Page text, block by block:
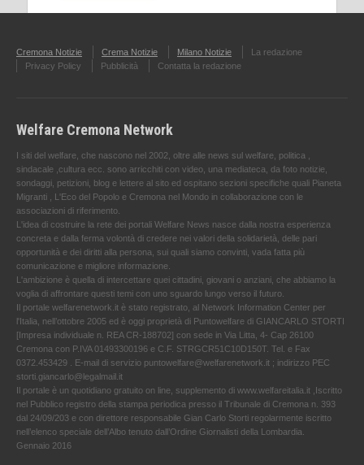
Cremona Notizie Crema Notizie Milano Notizie
La redazione
Privacy Policy
Pubblicità Contatta la redazione
Welfare Cremona Network
I siti del welfare, che nascono nel 2002, oltre alle news sul welfare, politica ,
sindacale ,cultura ecc. sono arricchiti con video, una mediateca, da foto notizie,
sondaggi, petizioni, blog e lettere al sito ed ospitano sezioni specifiche quali Pianeta
Migranti , L'Eco del Popolo e Cremona nel Mondo in collaborazione con le
associazioni di riferimento.
L'idea di costruire la rete dei portali Welfare News nasce dalla nostra esperienza
concreta e dalla ferma volontà di credere nei valori della solidarietà, delle pari
opportunità e dei diritti alla persona, sui quali siamo convinti, vada fatta più
comunicazione e migliore informazione.
L'ambizione è quella di intercettare quei cittadini, giovani o anziani, che abbiamo la
voglia di affrontare questi temi con uno sguardo lungo verso il futuro.
Il portale welfarenetwork.it è stato registrato, al Network Information Center per
l'Italia, nell’ottobre 2005 ed è oggi proprietà di Puntowelfare di GIANCARLO STORTI
[Impresa individuale n. REA CR-188702] con sede in Via Litta, 4- Cap 26100
Cremona con P.IVA 01493300196 e C.F. STRGCR51C10D150T. Tel. e Fax
0372.453429 . E-mail di servizio puntowelfare@welfarenetwork.it ; indirizzo PEC
storti.giancarlo@legalmail.it
Il portale è un quotidiano gratuito on line, supplemento di www.welfareitalia.it ,Iscritto
nel Pubblico registro della stampa periodica presso il Tribunale di Cremona n. 393
dal 24/09/203 e con direttore responsabile Gian Carlo Storti regolarmente iscritto
nell’elenco speciale dell’Albo tenuto dall’Ordine Giornalisti della Lombardia.
Gennaio 2016